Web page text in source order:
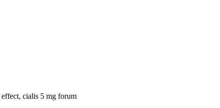
cialis 5 mg forum